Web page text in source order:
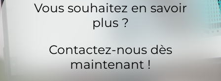
Vous souhaitez en savoir
plus ?
Contactez-nous dès
maintenant !